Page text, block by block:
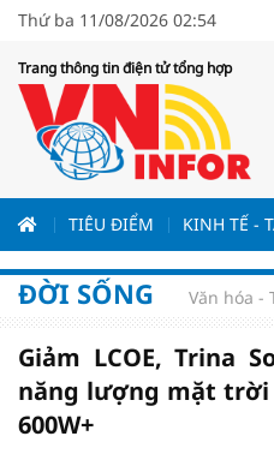
Thứ ba 11/08/2026 02:54
Trang thông tin điện tử tổng hợp
TIÊU ĐIỂM KINH TẾ -
ĐỜI SỐNG Văn hóa -
Giảm LCOE, Trina
năng lượng mặt trời
600W+